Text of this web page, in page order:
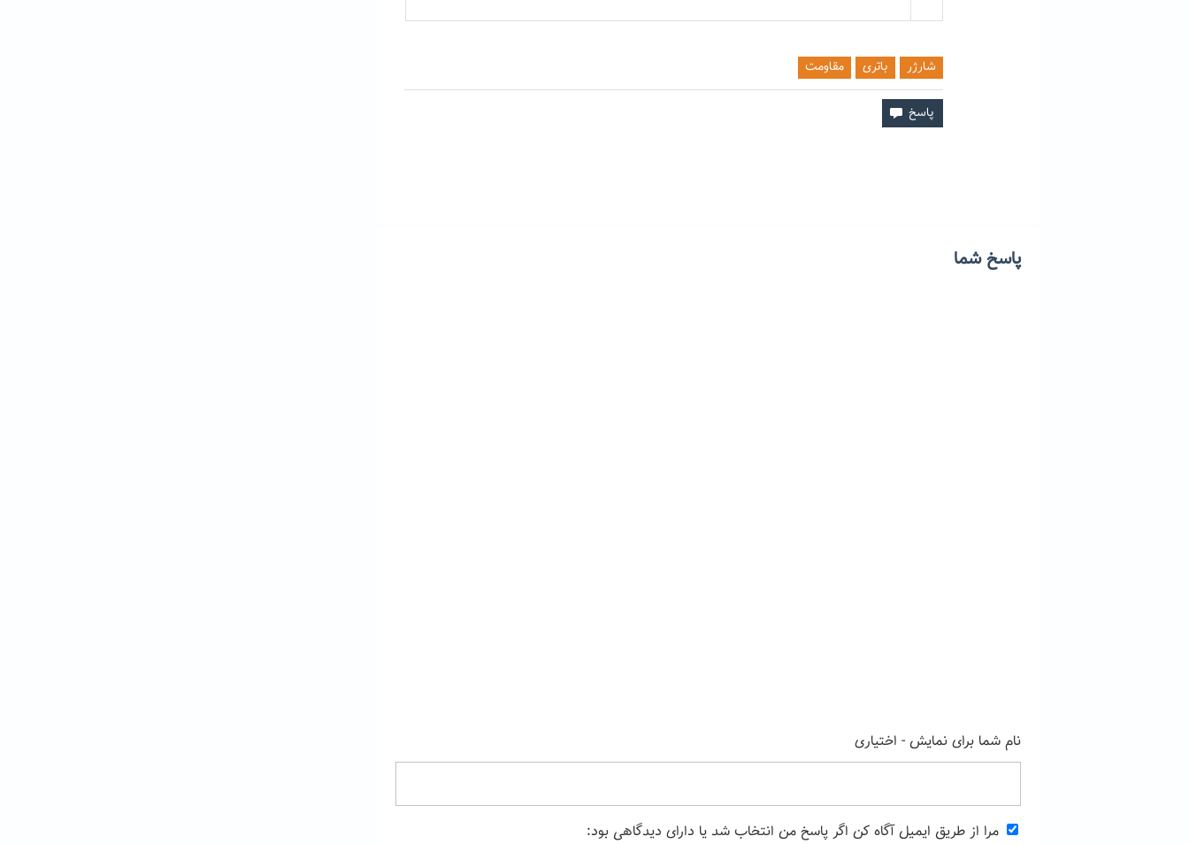
شارژر باتری مقاومت
پاسخ شما
نام شما برای نمایش - اختیاری
مرا از طریق ایمیل آگاه کن اگر پاسخ من انتخاب شد یا دارای دیدگاهی بود: